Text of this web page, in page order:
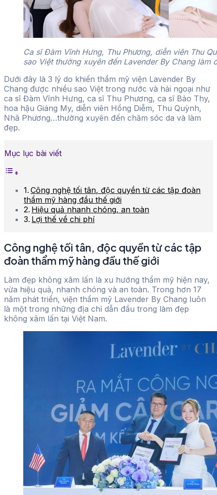
Ca sĩ Đàm Vĩnh Hưng, Thu Phương, diễn viên Thu
sao Việt thường xuyên đến Lavender By Chang làm
Dưới đây là 3 lý do khiến thẩm mỹ viện Lavender By
Chang được nhiều sao Việt trong nước và hải ngoại như
ca sĩ Đàm Vĩnh Hưng, ca sĩ Thu Phương, ca sĩ Bảo Thy,
hoa hậu Giáng My, diễn viên Hồng Diễm, Thu Quỳnh,
Nhã Phương…thường xuyên đến chăm sóc da và làm
đẹp.
Mục lục bài viết
Công nghệ tối tân, độc quyền từ các tập đoàn
thẩm mỹ hàng đầu thế giới
Hiệu quả nhanh chóng, an toàn
Lợi thế về chi phí
Công nghệ tối tân, độc quyền từ các tập
đoàn thẩm mỹ hàng đầu thế giới
Làm đẹp không xâm lấn là xu hướng thẩm mỹ hiện nay,
vừa hiệu quả, nhanh chóng và an toàn. Trong hơn 17
năm phát triển, viện thẩm mỹ Lavender By Chang luôn
là một trong những địa chỉ dẫn đầu trong làm đẹp
không xâm lấn tại Việt Nam.